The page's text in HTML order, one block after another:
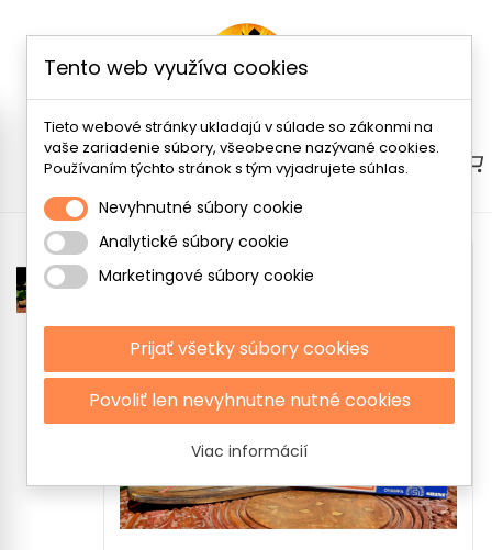
Menu
Tento web využíva cookies
Tieto webové stránky ukladajú v súlade so zákonmi na
vaše zariadenie súbory, všeobecne nazývané cookies.
Používaním týchto stránok s tým vyjadrujete súhlas.
Nevyhnutné súbory cookie
Analytické súbory cookie
Marketingové súbory cookie
Prijať všetky súbory cookies
Povoliť len nevyhnutne nutné cookies
Viac informácií